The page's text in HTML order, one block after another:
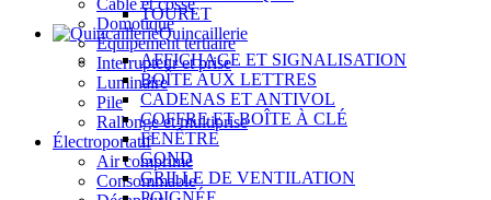
Câble et cosse
Domotique
Équipement tertiaire
Interrupteur et prise
Luminaire
Pile
Rallonge et multiprise
Électroportatif
Air comprimé
Consommable
TOURET
Quincaillerie
AFFICHAGE ET SIGNALISATION
BOÎTE AUX LETTRES
CADENAS ET ANTIVOL
COFFRE ET BOÎTE À CLÉ
FENÊTRE
GOND
GRILLE DE VENTILATION